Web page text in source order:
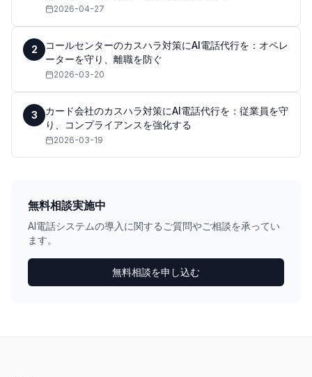
2026-04-27
2
コールセンターのカスハラ対策にAI電話代行を：オペレ
ーターを守り、離職を防ぐ
2026-03-20
3
カード会社のカスハラ対策にAI電話代行を：従業員を守
り、コンプライアンスを強化する
2026-03-19
無料相談実施中
AI電話システムの導入に関するご質問やご相談を承ってい
ます。
無料相談を申し込む